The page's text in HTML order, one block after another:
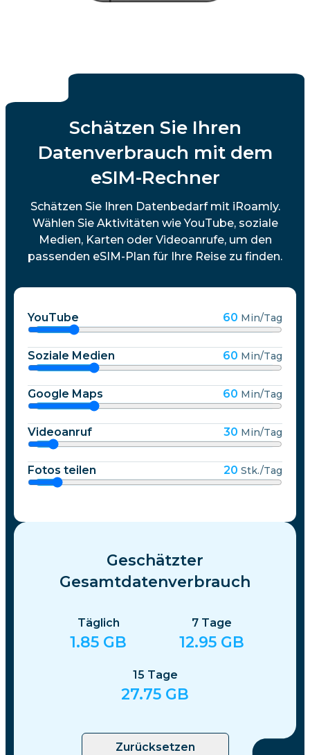
Schätzen Sie Ihren
Datenverbrauch mit dem
eSIM-Rechner
Schätzen Sie Ihren Datenbedarf mit iRoamly.
Wählen Sie Aktivitäten wie YouTube, soziale
Medien, Karten oder Videoanrufe, um den
passenden eSIM-Plan für Ihre Reise zu finden.
YouTube 60 Min/Tag
Soziale Medien 60 Min/Tag
Google Maps 60 Min/Tag
Videoanruf 30 Min/Tag
Fotos teilen 20 Stk./Tag
Geschätzter
Gesamtdatenverbrauch
Täglich
1.85 GB
7 Tage
12.95 GB
15 Tage
27.75 GB
Zurücksetzen